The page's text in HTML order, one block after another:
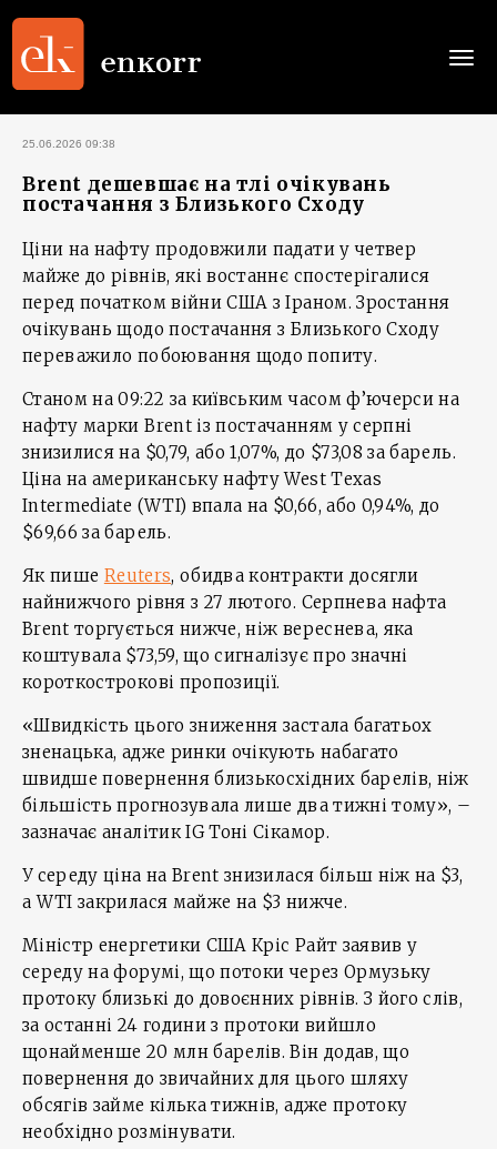
25.06.2026 09:38
Brent дешевшає на тлі очікувань
постачання з Близького Сходу
Ціни на нафту продовжили падати у четвер
майже до рівнів, які востаннє спостерігалися
перед початком війни США з Іраном. Зростання
очікувань щодо постачання з Близького Сходу
переважило побоювання щодо попиту.
Станом на 09:22 за київським часом ф’ючерси на
нафту марки Brent із постачанням у серпні
знизилися на $0,79, або 1,07%, до $73,08 за барель.
Ціна на американську нафту West Texas
Intermediate (WTI) впала на $0,66, або 0,94%, до
$69,66 за барель.
Як пише Reuters, обидва контракти досягли
найнижчого рівня з 27 лютого. Серпнева нафта
Brent торгується нижче, ніж вереснева, яка
коштувала $73,59, що сигналізує про значні
короткострокові пропозиції.
«Швидкість цього зниження застала багатьох
зненацька, адже ринки очікують набагато
швидше повернення близькосхідних барелів, ніж
більшість прогнозувала лише два тижні тому», –
зазначає аналітик IG Тоні Сікамор.
У середу ціна на Brent знизилася більш ніж на $3,
а WTI закрилася майже на $3 нижче.
Міністр енергетики США Кріс Райт заявив у
середу на форумі, що потоки через Ормузьку
протоку близькі до довоєнних рівнів. З його слів,
за останні 24 години з протоки вийшло
щонайменше 20 млн барелів. Він додав, що
повернення до звичайних для цього шляху
обсягів займе кілька тижнів, адже протоку
необхідно розмінувати.